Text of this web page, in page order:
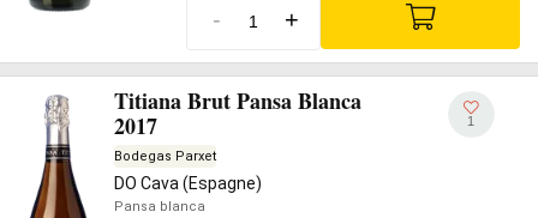
- +
Titiana Brut Pansa Blanca
2017
Bodegas Parxet
DO Cava (Espagne)
Pansa blanca
1